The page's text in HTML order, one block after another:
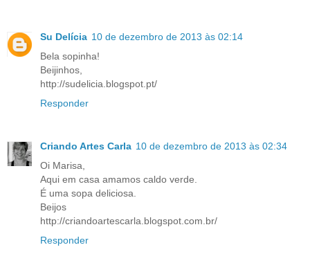
Su Delícia 10 de dezembro de 2013 às 02:14
Bela sopinha!
Beijinhos,
http://sudelicia.blogspot.pt/
Responder
Criando Artes Carla 10 de dezembro de 2013 às 02:34
Oi Marisa,
Aqui em casa amamos caldo verde.
É uma sopa deliciosa.
Beijos
http://criandoartescarla.blogspot.com.br/
Responder